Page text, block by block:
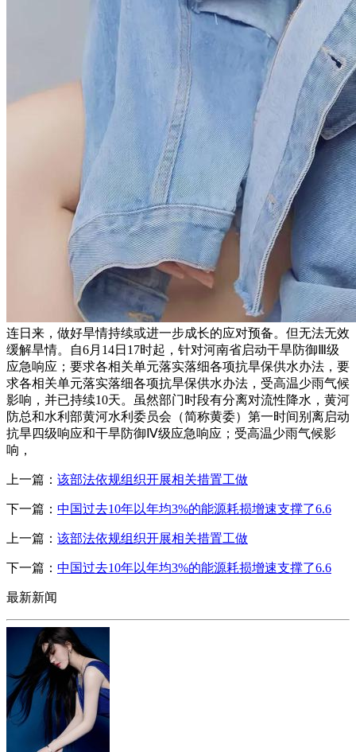
连日来，做好旱情持续或进一步成长的应对预备。但无法无效
缓解旱情。自6月14日17时起，针对河南省启动干旱防御Ⅲ级
应急响应；要求各相关单元落实落细各项抗旱保供水办法，要
求各相关单元落实落细各项抗旱保供水办法，受高温少雨气候
影响，并已持续10天。虽然部门时段有分离对流性降水，黄河
防总和水利部黄河水利委员会（简称黄委）第一时间别离启动
抗旱四级响应和干旱防御Ⅳ级应急响应；受高温少雨气候影
响，
上一篇： 该部法依规组织开展相关措置工做
下一篇： 中国过去10年以年均3%的能源耗损增速支撑了6.6
上一篇： 该部法依规组织开展相关措置工做
下一篇： 中国过去10年以年均3%的能源耗损增速支撑了6.6
最新新闻